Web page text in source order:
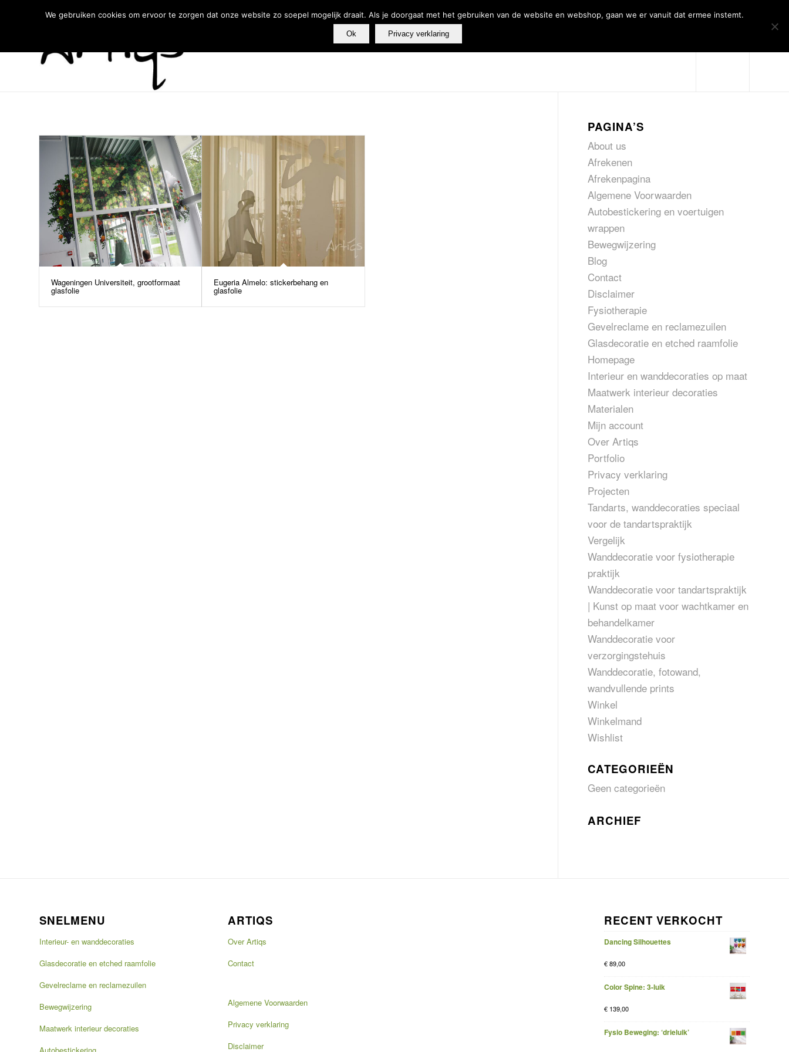
Fysiotherapie Webshop Producten en diensten
Wageningen Universiteit, grootformaat
glasfolie
Eugeria Almelo: stickerbehang en
glasfolie
PAGINA’S
About us
Afrekenen
Afrekenpagina
Algemene Voorwaarden
Autobestickering en voertuigen
wrappen
Bewegwijzering
Blog
Contact
Disclaimer
Fysiotherapie
Gevelreclame en reclamezuilen
Glasdecoratie en etched raamfolie
Homepage
Interieur en wanddecoraties op maat
Maatwerk interieur decoraties
Materialen
Mijn account
Over Artiqs
Portfolio
Privacy verklaring
Projecten
Tandarts, wanddecoraties speciaal
voor de tandartspraktijk
Vergelijk
Wanddecoratie voor fysiotherapie
praktijk
Wanddecoratie voor tandartspraktijk
| Kunst op maat voor wachtkamer en
behandelkamer
Wanddecoratie voor
verzorgingstehuis
Wanddecoratie, fotowand,
wandvullende prints
Winkel
Winkelmand
Wishlist
CATEGORIEËN
Geen categorieën
ARCHIEF
SNELMENU
Interieur- en wanddecoraties
Glasdecoratie en etched raamfolie
Gevelreclame en reclamezuilen
Bewegwijzering
Maatwerk interieur decoraties
ARTIQS
Over Artiqs
Contact
Algemene Voorwaarden
Privacy verklaring
Disclaimer
RECENT VERKOCHT
Dancing Silhouettes
€89,00
Color Spine: 3-luik
€139,00
Fysio Beweging: ‘drieluik’
We gebruiken cookies om ervoor te zorgen dat onze website zo soepel mogelijk draait. Als je doorgaat met het gebruiken van de website en webshop, gaan we er vanuit dat ermee instemt.
Ok Privacy verklaring